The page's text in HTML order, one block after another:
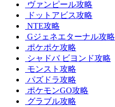
ヴァンピール攻略
ドットアビス攻略
NTE攻略
Gジェネエターナル攻略
ポケポケ攻略
シャドバ ビヨンド攻略
モンスト攻略
パズドラ攻略
ポケモンGO攻略
グラブル攻略